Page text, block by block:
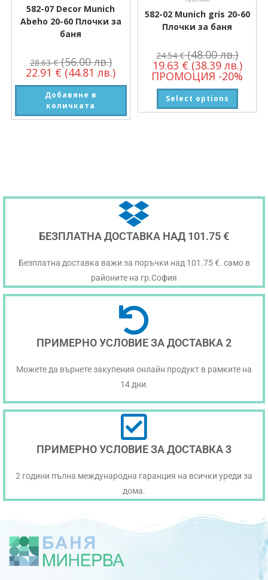
582-07 Decor Munich
Abeho 20-60 Плочки за
баня
28.63€ (56.00 лв.)
22.91 € (44.81 лв.)
Добавяне в
количката
582-02 Munich gris 20-60
Плочки за баня
24.54€ (48.00 лв.)
19.63 € (38.39 лв.)
ПРОМОЦИЯ -20%
Select options
БЕЗПЛАТНА ДОСТАВКА НАД 101.75 €
Безплатна доставка важи за поръчки над 101.75 €. само в
районите на гр.София
ПРИМЕРНО УСЛОВИЕ ЗА ДОСТАВКА 2
Можете да върнете закупения онлайн продукт в рамките на
14 дни.
ПРИМЕРНО УСЛОВИЕ ЗА ДОСТАВКА 3
2 години пълна международна гаранция на всички уреди за
дома.